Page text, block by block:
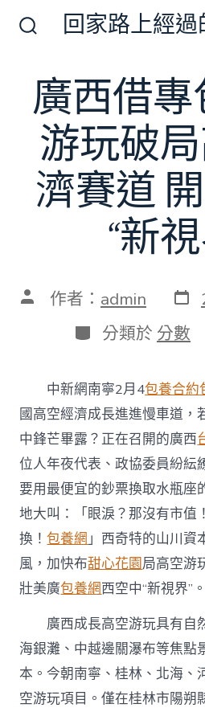
切
換
開
關
回家路上經
廣西借專
游玩破
濟賽道
“新
文 作者： admin 發
表
日
期
分
類
分類於 分數
中新網南寧2月4包養合約
國高空經濟成長進進慢車道，
中鋒芒畢露？正在召開的廣西
位人年夜代表、政協委員紛紜
要用最便宜的鈔票換取水瓶座
地大叫：「眼淚？那沒有市值
換！包養網」西奇特的山川資
風，加快布甜心花園局高空游
壯美廣包養網西空中“新視界”。
廣西成長高空游玩具有自
海銀灘、中越邊關瀑布等焦點
本。今朝南寧、桂林、北海、
空游玩項目。僅在桂林市陽朔